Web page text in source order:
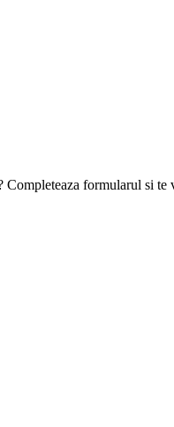
formularul si